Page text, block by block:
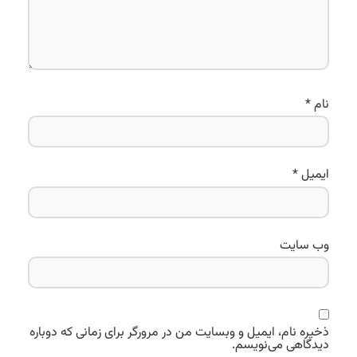
نام*
ایمیل*
وب‌ سایت
ذخیره نام، ایمیل و وبسایت من در مرورگر برای زمانی که دوباره
دیدگاهی می‌نویسم.